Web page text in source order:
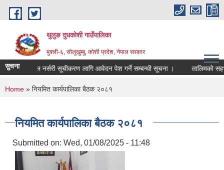
Skip to main content
थुलुङ दुधकोशी गाउँपालिका
मुक्ली-६, सोलुखुम्बु, कोशी प्रदेश, नेपाल सरकार
सुचना
निजि फलफूल नर्सरी सूचीकरण लागि आवेदन पेश गर्ने सम्बन्धी सूचना । तालिमको
You are here
Home » नियमित कार्यपालिका बैठक २०८१
नियमित कार्यपालिका बैठक २०८१
Submitted on: Wed, 01/08/2025 - 11:48